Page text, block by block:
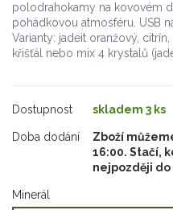
polodrahokamy na kovovém
pohádkovou atmosféru. USB
Varianty: jadeit oranžový,
křišťál nebo mix 4 krystalů
Dostupnost skladem 3 ks
Doba dodání
Zboží
16:00. Stačí,
nejpozději do
Minerál